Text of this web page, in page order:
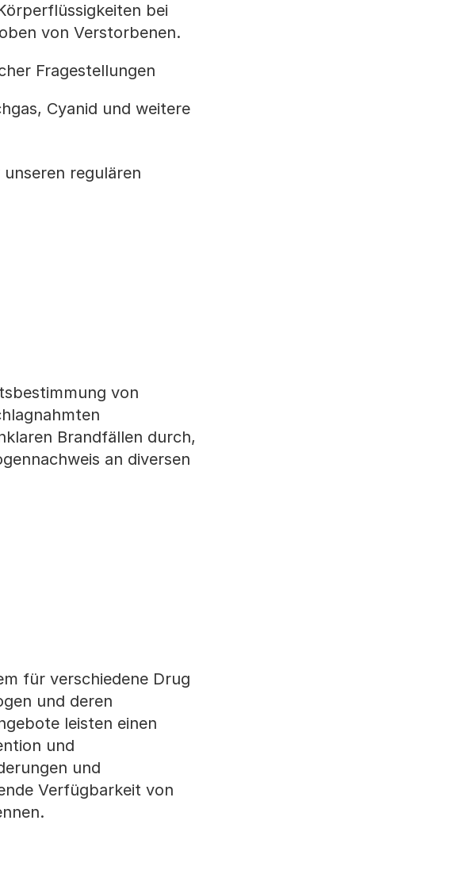
bei
von Verstorbenen.
Fragestellungen
Cyanid und weitere
regulären
von
Brandfällen durch,
an diversen
für verschiedene Drug
und deren
leisten einen
und
und
Verfügbarkeit von